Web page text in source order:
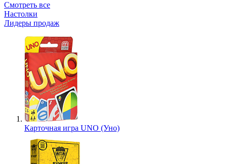
Смотреть все
Настолки
Лидеры продаж
Карточная игра UNO (Уно)